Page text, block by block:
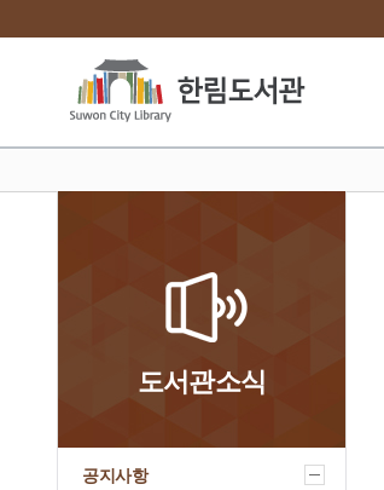
도서관소식
공지사항